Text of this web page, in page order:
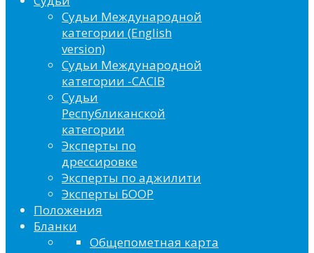
Судьи Международной
категории (English
version)
Судьи Международной
категории -CACIB
Судьи
Республиканской
категории
Эксперты по
дрессировке
Эксперты по аджилити
Эксперты БООР
Положения
Бланки
Общепометная карта